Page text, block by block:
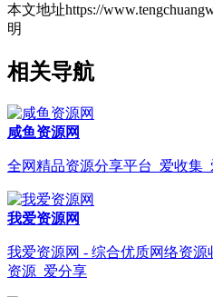
本文地址https://
明
相关导航
咸鱼资源网
全网精品资源分享平台_爱收集
我爱资源网
我爱资源网 - 综合优质网络资
资源_爱分享